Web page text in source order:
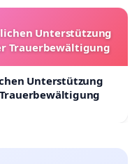
Unterstützung
Trauerbewältigung
Unterstützung